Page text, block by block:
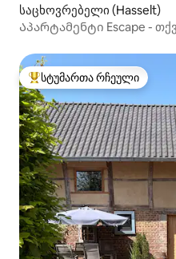
საცხოვრებელი (Hasselt)
Აპარტამენტი Escape -
სტუმართა რჩეული
სტუმართა რჩეული